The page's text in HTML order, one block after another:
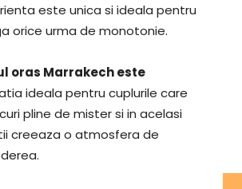
este unica si ideala pentru
orice urma de monotonie.
oras Marrakech este
ideala pentru cuplurile care
pline de mister si in acelasi
creeaza o atmosfera de